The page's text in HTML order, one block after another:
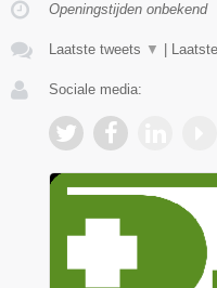
Openingstijden onbekend
Laatste tweets ▼
Sociale media: